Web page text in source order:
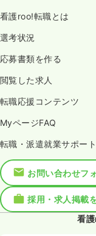
看護roo!転職とは
選考状況
応募書類を作る
閲覧した求人
転職応援コンテンツ
MyページFAQ
転職・派遣就業サポー
お問い合わせフ
採用・求人掲載
看